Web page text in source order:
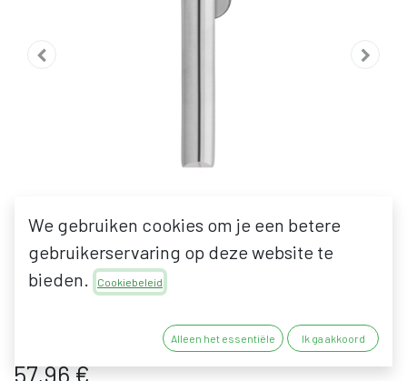
KARCHER DESIGN PARIS
EF554 RAAMKRUK
57,96€
We gebruiken cookies om je een betere
gebruikerservaring op deze website te
bieden.
Cookiebeleid
Alleen het essentiële Ik ga akkoord